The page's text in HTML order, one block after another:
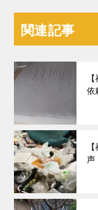
関連記事
依
声